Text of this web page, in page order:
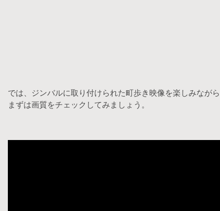
では、ジンバルに取り付けられた町歩き映像を楽しみなが
まずは画質をチェックしてみましょう。